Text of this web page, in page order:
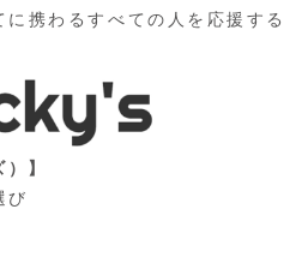
に携わるすべての人を応援する
】
び